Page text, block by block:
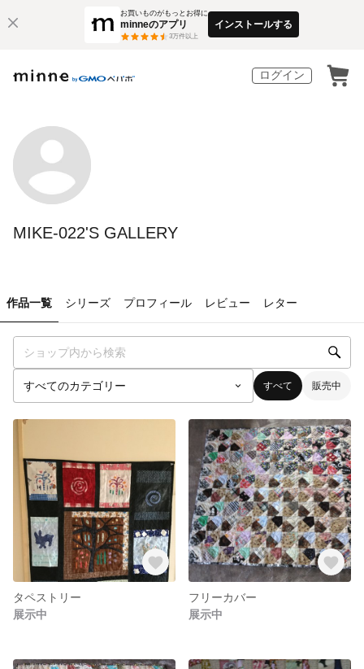
お買いものがもっとお得に
minneのアプリ
3万件以上
インストールする
ログイン
MIKE-022'S GALLERY
作品一覧 シリーズ プロフィール レビュー レター
すべて 販売中
タペストリー
展示中
フリーカバー
展示中